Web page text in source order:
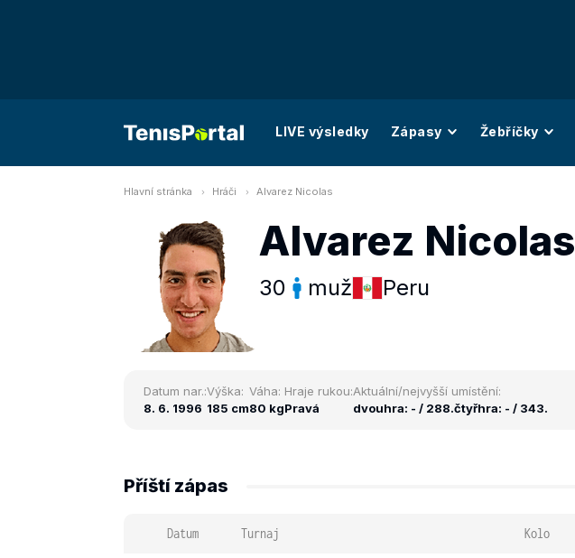
LIVE výsledky Zápasy Žebříčky
Hlavní stránka Hráči Alvarez Nicolas
Alvarez Nicolas
30 muž Peru
Datum nar.:
8. 6. 1996
Výška:
185 cm
Váha:
80 kg
Hraje rukou:
Pravá
Aktuální/nejvyšší umístění:
dvouhra: - / 288.čtyřhra: - / 343.
Příští zápas
Datum Turnaj Kolo